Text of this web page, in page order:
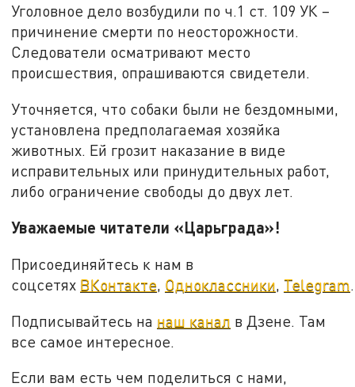
Уголовное дело возбудили по ч.1 ст. 109 УК –
причинение смерти по неосторожности.
Следователи осматривают место
происшествия, опрашиваются свидетели.
Уточняется, что собаки были не бездомными,
установлена предполагаемая хозяйка
животных. Ей грозит наказание в виде
исправительных или принудительных работ,
либо ограничение свободы до двух лет.
Уважаемые читатели «Царьграда»!
Присоединяйтесь к нам в
соцсетях ВКонтакте, Одноклассники, Telegram.
Подписывайтесь на наш канал в Дзене. Там
все самое интересное.
Если вам есть чем поделиться с нами,